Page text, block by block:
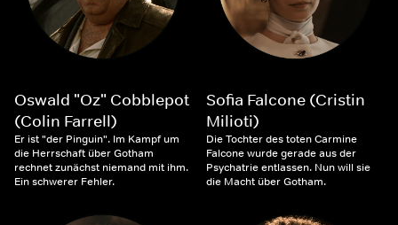
Oswald "Oz" Cobblepot
(Colin Farrell)
Er ist "der Pinguin". Im Kampf um
die Herrschaft über Gotham
rechnet zunächst niemand mit ihm.
Ein schwerer Fehler.
Sofia Falcone (Cristin
Milioti)
Die Tochter des toten Carmine
Falcone wurde gerade aus der
Psychatrie entlassen. Nun will sie
die Macht über Gotham.